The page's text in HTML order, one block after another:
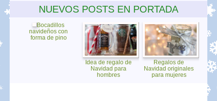
NUEVOS POSTS EN PORTADA
Bocadillos
navideños con
forma de pino
Idea de regalo de
Navidad para
hombres
Regalos de
Navidad originales
para mujeres